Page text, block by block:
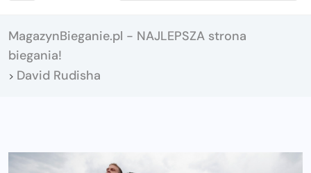
MagazynBieganie.pl - NAJLEPSZA strona
biegania!
> David Rudisha